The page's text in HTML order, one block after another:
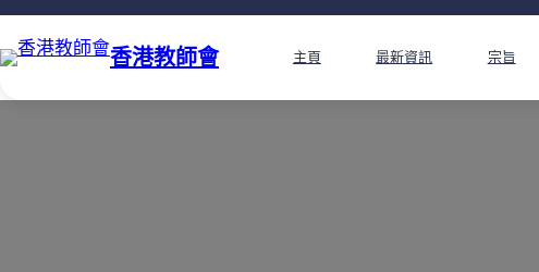
香港教師會 主頁 最新資訊 宗旨